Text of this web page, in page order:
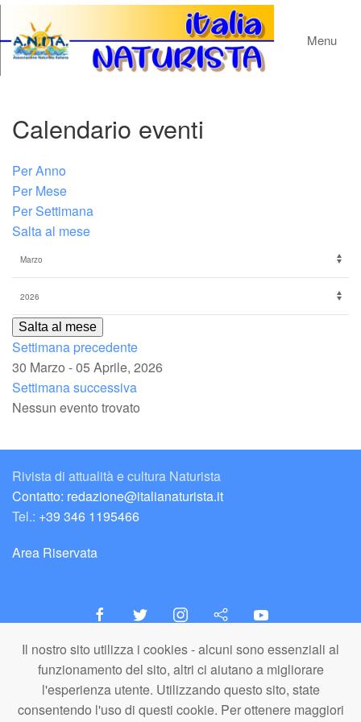
Il nostro sito utilizza i cookies - alcuni sono essenziali al
funzionamento del sito, altri ci aiutano a migliorare
l'esperienza utente. Utilizzando questo sito, state
consentendo l'uso di questi cookie. Per ottenere maggiori
Menu
Calendario eventi
Per Anno
Per Mese
Per Settimana
Salta al mese
Salta al mese
Settimana precedente
30 Marzo - 05 Aprile, 2026
Settimana successiva
Nessun evento trovato
Rivista di attualità e cultura Naturista
Contatto: redazione@italianaturista.it
Tel.: +39 346 1195466
Area Riservata
italiaNATURISTA
Editore e Redazione
A.N.ITA. Associazione Naturista Italiana (APS)
C.F. 80203710159